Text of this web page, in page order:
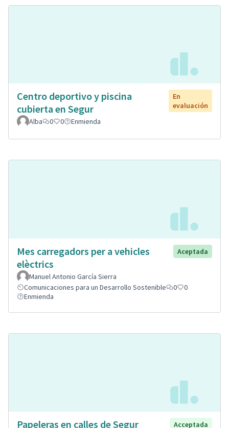
Centro deportivo y piscina
cubierta en Segur
En
evaluación
Alba
0 0 Enmienda
Mes carregadors per a vehicles
elèctrics
Aceptada
Manuel Antonio García Sierra
Comunicaciones para un Desarrollo Sostenible
0
0
Enmienda
Papeleras en calles de Segur
Acceptada